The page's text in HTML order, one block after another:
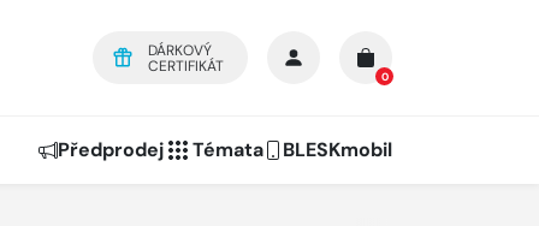
DÁRKOVÝ
CERTIFIKÁT
0
Předprodej Témata BLESKmobil